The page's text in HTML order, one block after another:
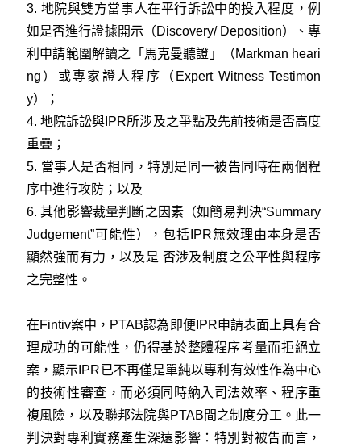
3. 地院與雙方當事人在平行訴訟中的投入程度，例
如是否進行證據開示（Discovery/ Deposition）、專
利申請範圍解讀之「馬克曼聽證」（Markman heari
ng）或專家證人程序（Expert Witness Testimon
y）；
4. 地院訴訟與IPR所涉及之爭點及先前技術是否高度
重疊；
5. 當事人是否相同，特別是同一被告同時在兩個程
序中進行攻防；以及
6. 其他影響裁量判斷之因素（如簡易判決“Summary
Judgement”可能性），包括IPR無效理由本身是否
顯然強而有力，以及是 否涉及制度之公平性與程序
之完整性。
在Fintiv案中，PTAB認為即便IPR申請表面上具有合
理成功的可能性，仍得基於整體程序考量而拒絕立
案，顯示IPR已不再僅是單純以專利有效性作為中心
的技術性審查，而必須同時納入司法效率、程序重
複風險，以及聯邦法院與PTAB間之制度分工。此一
判決對專利實務產生深遠影響：特別對被告而言，